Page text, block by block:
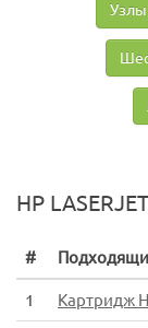
Узлы
HP
#
1 Картридж